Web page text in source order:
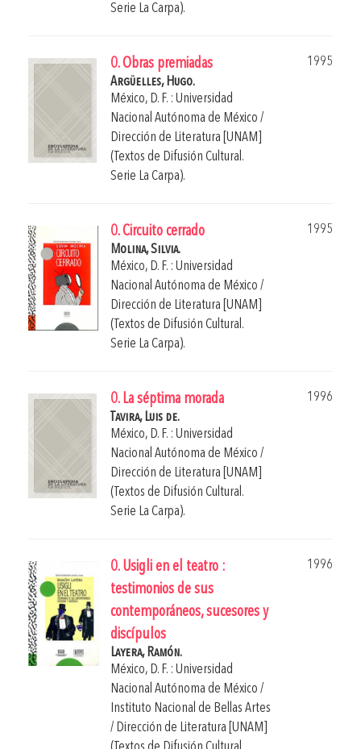
Serie La Carpa).
0. Obras premiadas
1995
Argüelles, Hugo.
México, D. F. : Universidad
Nacional Autónoma de México /
Dirección de Literatura [UNAM]
(Textos de Difusión Cultural.
Serie La Carpa).
0. Circuito cerrado
1995
Molina, Silvia.
México, D. F. : Universidad
Nacional Autónoma de México /
Dirección de Literatura [UNAM]
(Textos de Difusión Cultural.
Serie La Carpa).
0. La séptima morada
1996
Tavira, Luis de.
México, D. F. : Universidad
Nacional Autónoma de México /
Dirección de Literatura [UNAM]
(Textos de Difusión Cultural.
Serie La Carpa).
0. Usigli en el teatro :
testimonios de sus
contemporáneos, sucesores y
discípulos
1996
Layera, Ramón.
México, D. F. : Universidad
Nacional Autónoma de México /
Instituto Nacional de Bellas Artes
/ Dirección de Literatura [UNAM]